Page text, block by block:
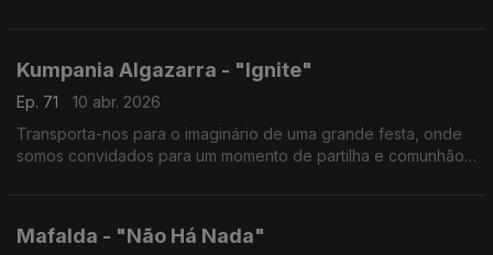
Kumpania Algazarra - "Ignite"
Ep. 71
10 abr. 2026
Transporta-nos para o imaginário de uma grande festa, onde
somos convidados para um momento de partilha e comunhão
Mafalda - "Não Há Nada"